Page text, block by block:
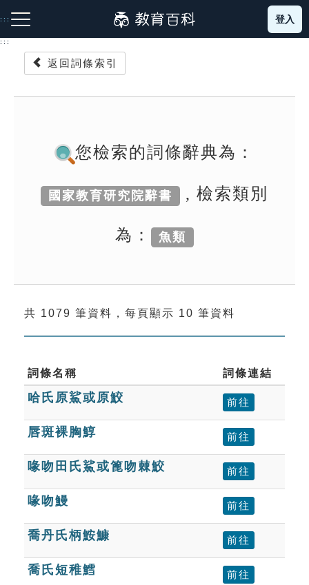
到
主
:::
成語故事
索引選單
單字索引
生命大百科索引
遊戲專區
教學應用
貓頭鷹博士
登入
:::
返回詞條索引
您檢索的詞條辭典為：
國家教育研究院辭書 , 檢索類別
為： 魚類
共 1079 筆資料，每頁顯示 10 筆資料
詞條名稱 詞條連結
哈氏原鯊或原鮫 前往
唇斑裸胸鯙 前往
喙吻田氏鯊或篦吻棘鮫 前往
喙吻鰻 前往
喬丹氏柄鮟鱇 前往
喬氏短稚鱈 前往